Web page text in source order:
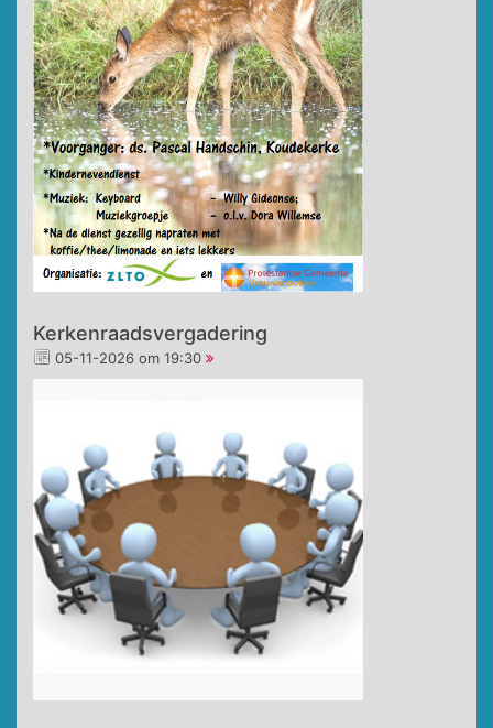
Kerkenraadsvergadering
05-11-2026 om 19:30